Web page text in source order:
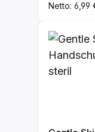
Netto: 6,99